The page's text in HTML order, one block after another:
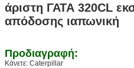
άριστη ΓΑΤΑ 320CL
απόδοσης ιαπωνική
Προδιαγραφή:
Κάνετε: Caterpillar